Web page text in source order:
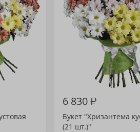
6 830₽
Букет "Хризантема
(21 шт.)"